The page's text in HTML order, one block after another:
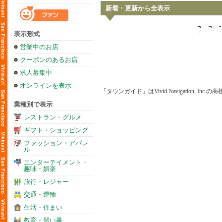
表示形式
営業中のお店
クーポンのあるお店
求人募集中
オンラインを表示
業種別で表示
レストラン・グルメ
ギフト・ショッピング
ファッション・アパレ
ル
エンターテイメント・
趣味・娯楽
旅行・レジャー
交通・運輸
生活・住まい
教育・習い事
新着・更新から全表示
「タウンガイド」はVivid Navigation, Inc.の商